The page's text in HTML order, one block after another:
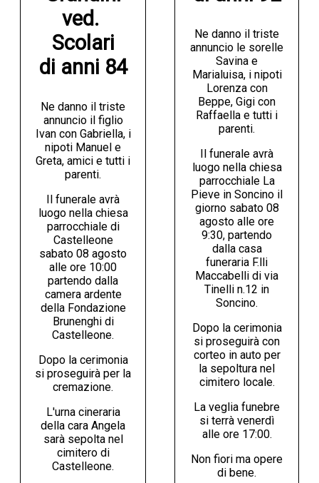
ved.
Scolari
di anni 84
Ne danno il triste
annuncio il figlio
Ivan con Gabriella, i
nipoti Manuel e
Greta, amici e tutti i
parenti.
Il funerale avrà
luogo nella chiesa
parrocchiale di
Castelleone
sabato 08 agosto
alle ore 10:00
partendo dalla
camera ardente
della Fondazione
Brunenghi di
Castelleone.
Dopo la cerimonia
si proseguirà per la
cremazione.
L'urna cineraria
della cara Angela
sarà sepolta nel
cimitero di
Castelleone.
Ne danno il triste
annuncio le sorelle
Savina e
Marialuisa, i nipoti
Lorenza con
Beppe, Gigi con
Raffaella e tutti i
parenti.
Il funerale avrà
luogo nella chiesa
parrocchiale La
Pieve in Soncino il
giorno sabato 08
agosto alle ore
9:30, partendo
dalla casa
funeraria F.lli
Maccabelli di via
Tinelli n.12 in
Soncino.
Dopo la cerimonia
si proseguirà con
corteo in auto per
la sepoltura nel
cimitero locale.
La veglia funebre
si terrà venerdì
alle ore 17:00.
Non fiori ma opere
di bene.